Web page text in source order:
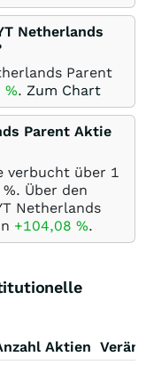
Netherlands
Parent
%. Zum Chart
Parent Aktie
verbucht über 1
%. Über den
Netherlands
+104,08 %.
Aktien